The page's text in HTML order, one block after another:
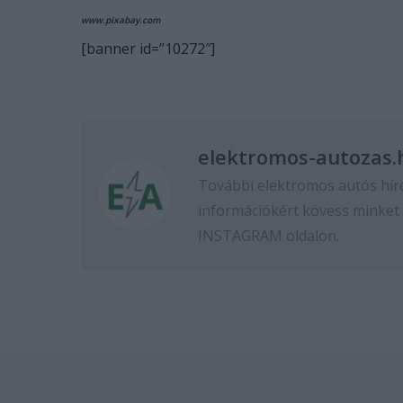
www.pixabay.com
[banner id=”10272″]
elektromos-
További elektromos autós
információkért kövess minket
INSTAGRAM oldalon.